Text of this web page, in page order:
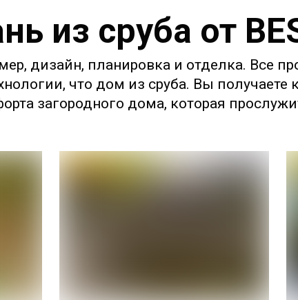
из сруба от
дизайн, планировка и отделка. Все
что дом из сруба. Вы получаете
загородного дома, которая